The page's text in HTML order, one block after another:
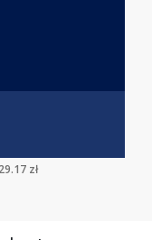
29.17 zł